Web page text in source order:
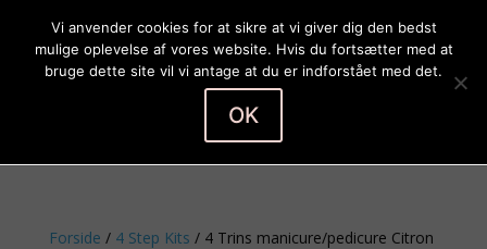
Forside / 4 Step Kits / 4 Trins manicure/pedicure Citron
Vi anvender cookies for at sikre at vi giver dig den bedst
mulige oplevelse af vores website. Hvis du fortsætter med at
bruge dette site vil vi antage at du er indforstået med det.
OK